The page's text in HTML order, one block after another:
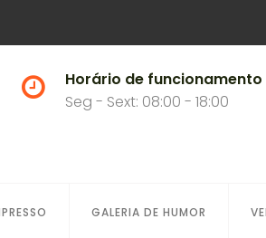
Horário de funcionamento
Seg - Sext: 08:00 - 18:00
GALERIA DE HUMOR